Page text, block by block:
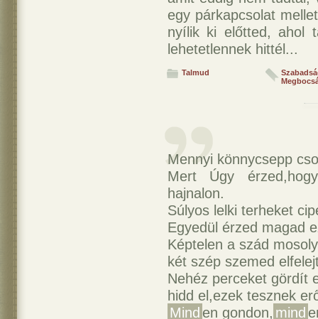
egy párkapcsolat
nyílik ki előtted, ahol
lehetetlennek hittél...
Talmud
Mennyi könnycsepp
Mert Úgy
hajnalon.
Súlyos lelki terheket
Egyedül érzed magad
Képtelen a szád
két szép szemed
Nehéz perceket gördít
hidd el,ezek tesznek
Mind en gondon, mind